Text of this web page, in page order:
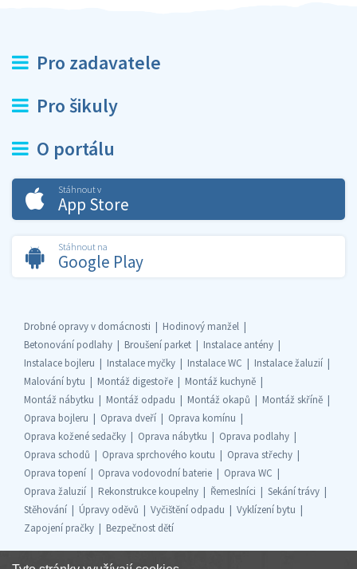
Pro zadavatele
Pro šikuly
O portálu
Stáhnout v
App Store
Stáhnout na
Google Play
Drobné opravy v domácnosti
Hodinový manžel
Betonování podlahy
Broušení parket
Instalace antény
Instalace bojleru
Instalace myčky Instalace WC
Instalace žaluzií
Malování bytu
Montáž digestoře
Montáž kuchyně
Montáž nábytku
Montáž odpadu Montáž okapů
Montáž skříně
Oprava bojleru
Oprava dveří
Oprava komínu
Oprava kožené sedačky
Oprava nábytku
Oprava podlahy
Oprava schodů
Oprava sprchového koutu
Oprava střechy
Oprava topení
Oprava vodovodní baterie
Oprava WC
Oprava žaluzií
Rekonstrukce koupelny Řemeslníci
Sekání trávy
Stěhování
Úpravy oděvů Vyčištění odpadu
Vyklízení bytu
Zapojení pračky
Bezpečnost dětí